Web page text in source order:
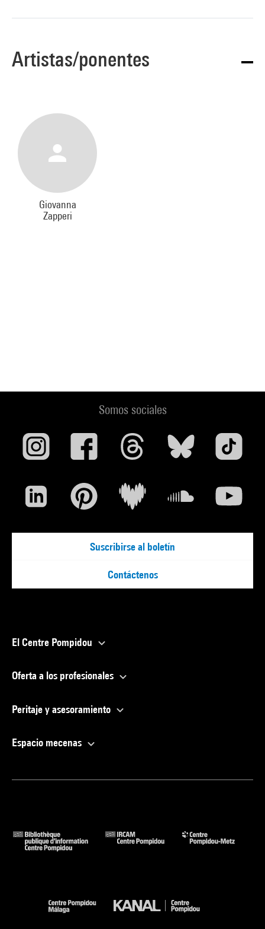
Artistas/ponentes
Giovanna
Zapperi
Somos sociales
Suscribirse al boletín
Contáctenos
El Centre Pompidou
Oferta a los profesionales
Peritaje y asesoramiento
Espacio mecenas